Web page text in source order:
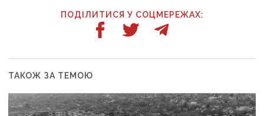
ПОДІЛИТИСЯ У СОЦМЕРЕЖАХ:
ТАКОЖ ЗА ТЕМОЮ